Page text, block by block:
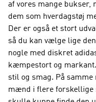
af vores mange bukser,
dem som hverdagstøj
Der er også et stort
så du kan vælge lige
nogle med diskret
kæmpestort og
stil og smag. På
mænd i flere forskellige